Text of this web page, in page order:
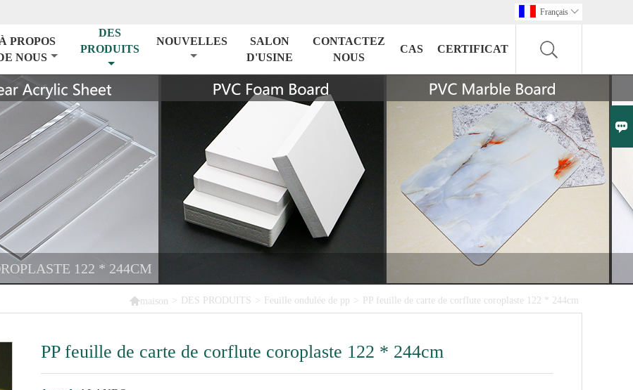

Français 
À PROPOS
NOUS
DES
PRODUITS
NOUVELLES
SALON
D'USINE
CONTACTEZ
NOUS
CAS CERTIFICAT
122 * 244CM
maison > DES PRODUITS > Feuille ondulée de pp > PP feuille de carte de corflute coroplaste 122 * 244cm
PP feuille de carte de corflute coroplaste 122 * 244cm